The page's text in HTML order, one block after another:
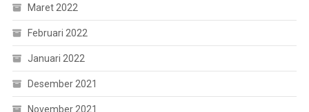
Maret 2022
Februari 2022
Januari 2022
Desember 2021
November 2021